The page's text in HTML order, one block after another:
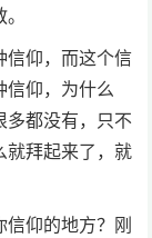
信仰，而这个信
信仰，为什么
多都没有，只不
拜起来了，就
信仰的地方？刚